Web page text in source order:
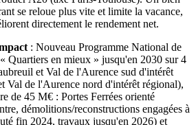
se reloue plus vite et limite la vacance,
directement le rendement net.
: Nouveau Programme National de
Quartiers en mieux » jusqu'en 2030 sur 4
et Val de l'Aurence sud d'intérêt
Val de l'Aurence nord d'intérêt régional),
de 45 M€ : Portes Ferrées orienté
démolitions/reconstructions engagées à
fin 2024, travaux jusqu'en 2026) et